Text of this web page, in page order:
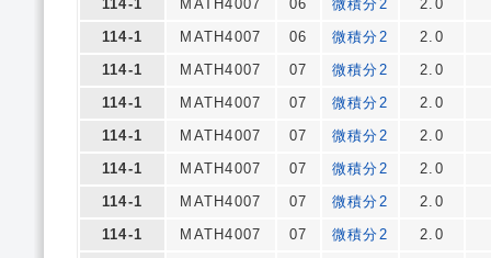
114-1 MATH4007 06 微積分2
2.0
114-1
MATH4007 06 微積分2
2.0
114-1
MATH4007 07 微積分2
2.0
114-1
MATH4007 07 微積分2
2.0
114-1
MATH4007 07 微積分2
2.0
114-1
MATH4007 07 微積分2
2.0
114-1
MATH4007 07 微積分2
2.0
114-1
MATH4007 07 微積分2
2.0